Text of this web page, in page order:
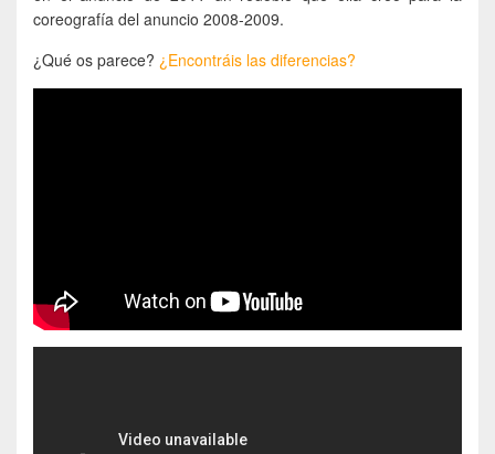
coreografía del anuncio 2008-2009.
¿Qué os parece? ¿Encontráis las diferencias?